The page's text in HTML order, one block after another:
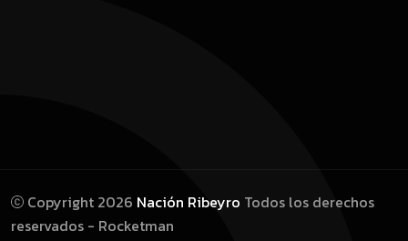
Copyright 2026 Nación Ribeyro Todos los derechos
reservados - Rocketman